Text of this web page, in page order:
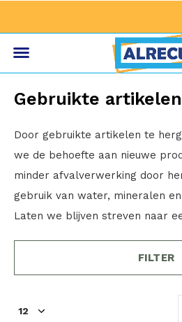
Gebruikte artikelen
Door gebruikte artikelen te
we de behoefte aan nieuwe
minder afvalverwerking door
gebruik van water, mineralen
Laten we blijven streven naar
FILTER